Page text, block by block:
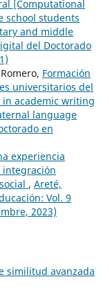
[Computational
school students
and middle
del Doctorado
Formación
universitarios del
academic writing
language
en
experiencia
integración
, Areté,
Vol. 9
2023)
similitud avanzada